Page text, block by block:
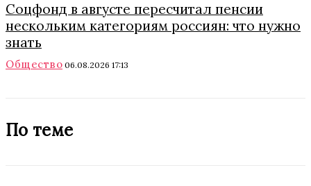
Соцфонд в августе пересчитал пенсии
нескольким категориям россиян: что нужно
знать
Общество 06.08.2026 17:13
По теме